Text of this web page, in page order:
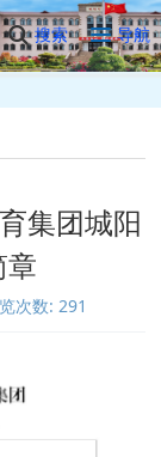
搜索 导航
集团城阳
次数: 291